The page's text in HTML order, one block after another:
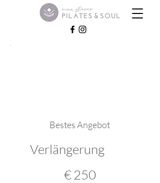
Bestes Angebot
Verlängerung
€250